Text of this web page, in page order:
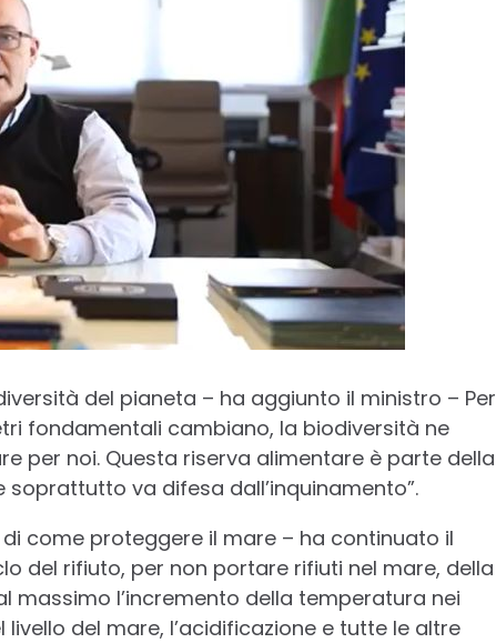
del pianeta – ha aggiunto il ministro – Per
fondamentali cambiano, la biodiversità ne
per noi. Questa riserva alimentare è parte della
va difesa dall’inquinamento”.
come proteggere il mare – ha continuato il
del rifiuto, per non portare rifiuti nel mare, della
massimo l’incremento della temperatura nei
del mare, l’acidificazione e tutte le altre